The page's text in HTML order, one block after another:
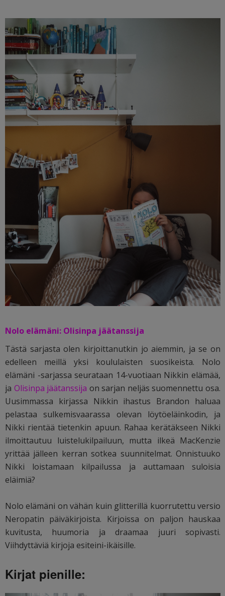
Nolo elämäni: Olisinpa jäätanssija
Tästä sarjasta olen kirjoittanutkin jo aiemmin, ja se on
edelleen meillä yksi koululaisten suosikeista. Nolo
elämäni -sarjassa seurataan 14-vuotiaan Nikkin elämää,
ja Olisinpa jäätanssija on sarjan neljäs suomennettu osa.
Uusimmassa kirjassa Nikkin ihastus Brandon haluaa
pelastaa sulkemisvaarassa olevan löytöeläinkodin, ja
Nikki rientää tietenkin apuun. Rahaa kerätäkseen Nikki
ilmoittautuu luistelukilpailuun, mutta ilkeä MacKenzie
yrittää jälleen kerran sotkea suunnitelmat. Onnistuuko
Nikki loistamaan kilpailussa ja auttamaan suloisia
eläimiä?
Nolo elämäni on vähän kuin glitterillä kuorrutettu versio
Neropatin päiväkirjoista. Kirjoissa on paljon hauskaa
kuvitusta, huumoria ja draamaa juuri sopivasti.
Viihdyttäviä kirjoja esiteini-ikäisille.
Kirjat pienille: